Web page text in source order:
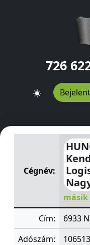
726
HUNGAROHEMP
Cégnév:
másik
Cím:
6933
Adószám: